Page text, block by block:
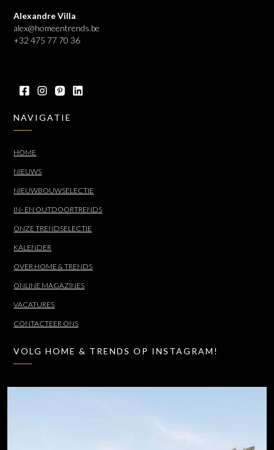
Alexandre Villa
alex@homeentrends.be
+32 475 77 70 36
NAVIGATIE
HOME
NIEUWS
NIEUWBOUWSELECTIE
IN- EN OUTDOORTRENDS
ONZE TRENDSELECTIE
KALENDER
OVER HOME & TRENDS
ONLINE MAGAZINES
VACATURES
CONTACTEER ONS
VOLG HOME & TRENDS OP INSTAGRAM!